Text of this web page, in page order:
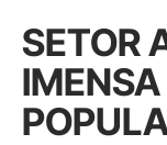
SETOR
IMENSA